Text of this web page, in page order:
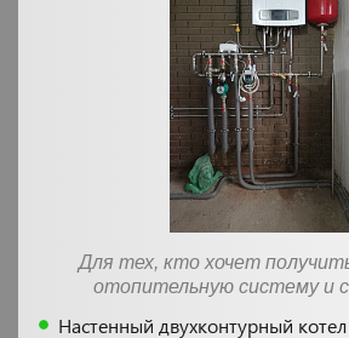
Для тех, кто хочет
отопительную систему и
Настенный двухконтурный котел